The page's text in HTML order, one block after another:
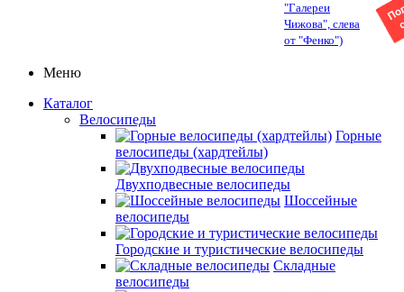
"Галереи
Чижова", слева
от "Фенко")
Меню
Каталог
Велосипеды
Горные
велосипеды (хардтейлы)
Двухподвесные велосипеды
Шоссейные
велосипеды
Городские и туристические велосипеды
Складные
велосипеды